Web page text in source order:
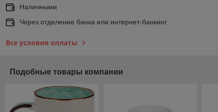
Наличными
Через отделение банка или интернет-банкинг
Все условия оплаты
Подобные товары компании